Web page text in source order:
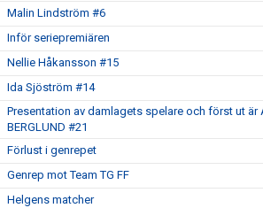
Malin Lindström #6
Inför seriepremiären
Nellie Håkansson #15
Ida Sjöström #14
Presentation av damlagets spelare och först ut är
BERGLUND #21
Förlust i genrepet
Genrep mot Team TG FF
Helgens matcher